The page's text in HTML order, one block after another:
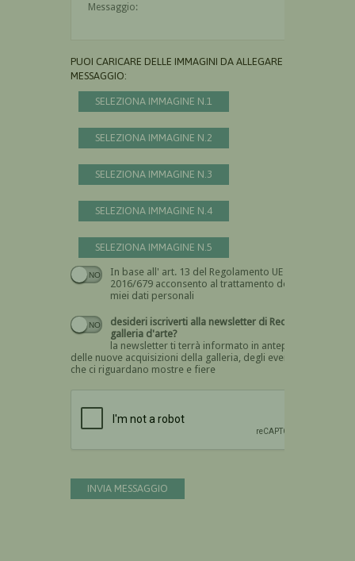
PUOI CARICARE DELLE IMMAGINI DA ALLEGARE AL
MESSAGGIO:
SELEZIONA IMMAGINE N.1
SELEZIONA IMMAGINE N.2
SELEZIONA IMMAGINE N.3
SELEZIONA IMMAGINE N.4
SELEZIONA IMMAGINE N.5
In base all' art. 13 del Regolamento UE n.
2016/679 acconsento al trattamento dei
miei dati personali
Devi dare il consenso
desideri iscriverti alla newsletter di Recta
galleria d'arte?
la newsletter ti terrà informato in anteprima
delle nuove acquisizioni della galleria, degli eventi
che ci riguardano mostre e fiere
INVIA MESSAGGIO